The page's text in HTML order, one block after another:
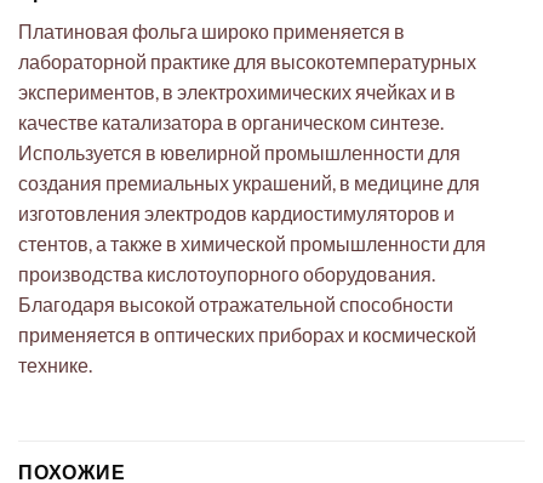
Платиновая фольга широко применяется в
лабораторной практике для высокотемпературных
экспериментов, в электрохимических ячейках и в
качестве катализатора в органическом синтезе.
Используется в ювелирной промышленности для
создания премиальных украшений, в медицине для
изготовления электродов кардиостимуляторов и
стентов, а также в химической промышленности для
производства кислотоупорного оборудования.
Благодаря высокой отражательной способности
применяется в оптических приборах и космической
технике.
ПОХОЖИЕ